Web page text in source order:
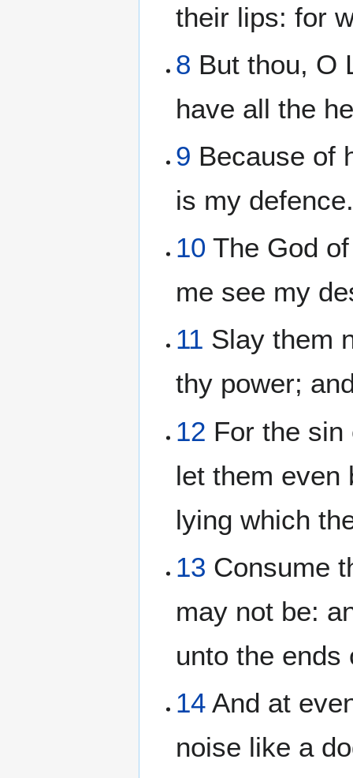
their lips: for
8 But thou, O
have all the
9 Because of
is my
10 The God
me see my
11 Slay them
thy power;
12 For the
let them even
lying which
13 Consume
may not be:
unto the ends
14 And at
noise like a